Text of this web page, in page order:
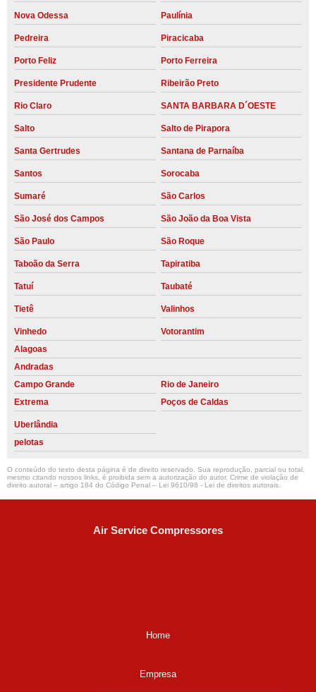
Nova Odessa Paulínia
Pedreira Piracicaba
Porto Feliz Porto Ferreira
Presidente Prudente Ribeirão Preto
Rio Claro SANTA BARBARA D´OESTE
Salto Salto de Pirapora
Santa Gertrudes Santana de Parnaíba
Santos Sorocaba
Sumaré São Carlos
São José dos Campos São João da Boa Vista
São Paulo São Roque
Taboão da Serra Tapiratiba
Tatuí Taubaté
Tietê Valinhos
Vinhedo
Votorantim
Alagoas
Andradas
Campo Grande
Rio de Janeiro
Extrema
Poços de Caldas
Uberlândia
pelotas
O conteúdo do texto desta página é de direito reservado. Sua reprodução, parcial ou total,
mesmo citando nossos links, é proibida sem a autorização do autor. Crime de violação de
direito autoral – artigo 184 do Código Penal – Lei 9610/98 - Lei de direitos autorais.
Air Service Compressores
Home
Empresa